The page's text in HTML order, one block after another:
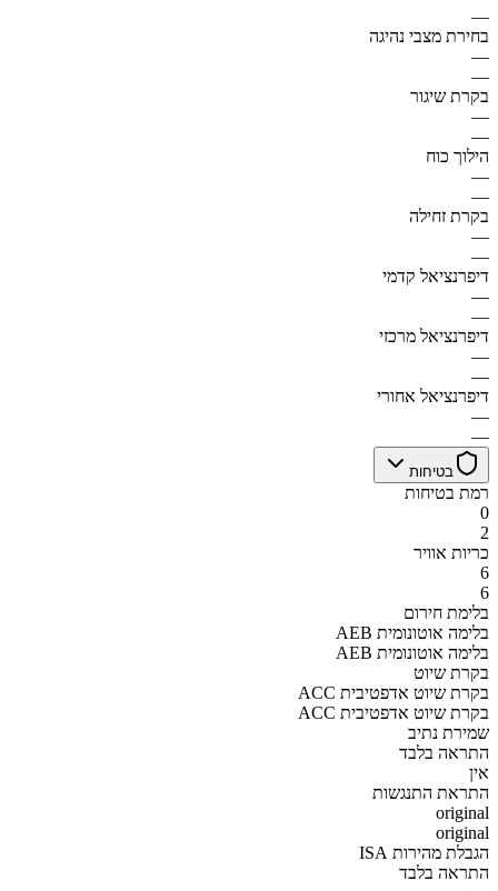
—
בחירת מצבי נהיגה
—
—
בקרת שיגור
—
—
הילוך כוח
—
—
בקרת זחילה
—
—
דיפרנציאל קדמי
—
—
דיפרנציאל מרכזי
—
—
דיפרנציאל אחורי
—
—
בטיחות
רמת בטיחות
0
2
כריות אוויר
6
6
בלימת חירום
AEB בלימה אוטונומית
AEB בלימה אוטונומית
בקרת שיוט
ACC בקרת שיוט אדפטיבית
ACC בקרת שיוט אדפטיבית
שמירת נתיב
התראה בלבד
אין
התראת התנגשות
original
original
הגבלת מהירות ISA
התראה בלבד